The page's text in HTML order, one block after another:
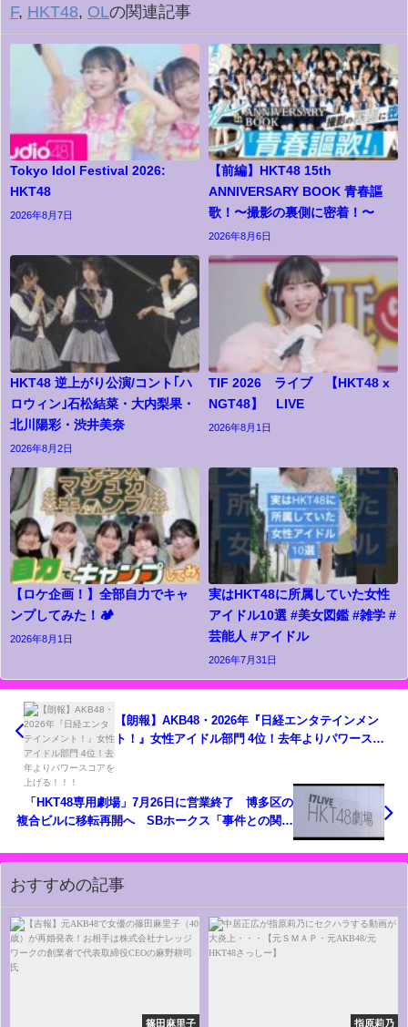
F, HKT48, OLの関連記事
Tokyo Idol Festival 2026:
HKT48
2026年8月7日
【前編】HKT48 15th
ANNIVERSARY BOOK 青春謳
歌！〜撮影の裏側に密着！〜
2026年8月6日
HKT48 逆上がり公演/コント｢ハ
ロウィン｣石松結菜・大内梨果・
北川陽彩・渋井美奈
2026年8月2日
TIF 2026 ライブ 【HKT48 x
NGT48】 LIVE
2026年8月1日
【ロケ企画！】全部自力でキャ
ンプしてみた！🏕️
2026年8月1日
実はHKT48に所属していた女性
アイドル10選 #美女図鑑 #雑学 #
芸能人 #アイドル
2026年7月31日
【朗報】AKB48・2026年『日経エンタテインメン
ト！』女性アイドル部門 4位！去年よりパワースコ
「HKT48専用劇場」7月26日に営業終了 博多区の
複合ビルに移転再開へ SBホークス「事件との関連
おすすめの記事
篠田麻里子 指原莉乃